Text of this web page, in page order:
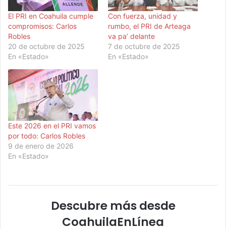
El PRI en Coahuila cumple
compromisos: Carlos
Robles
20 de octubre de 2025
En «Estado»
Con fuerza, unidad y
rumbo, el PRI de Arteaga
va pa’ delante
7 de octubre de 2025
En «Estado»
Este 2026 en el PRI vamos
por todo: Carlos Robles
9 de enero de 2026
En «Estado»
Descubre más desde
CoahuilaEnLínea